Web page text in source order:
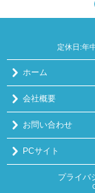
定休日:年
ホーム
会社概要
お問い合わせ
PCサイト
プライバ